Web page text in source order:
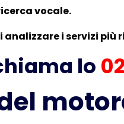
vocale.
i servizi più
lo